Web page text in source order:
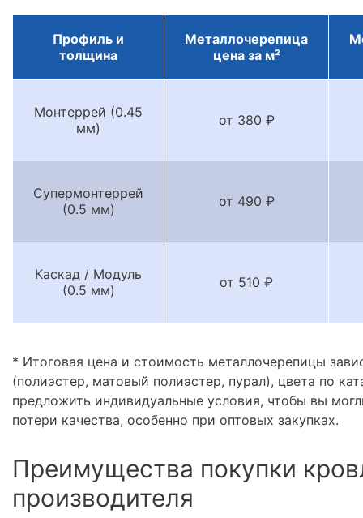
Профиль и
толщина
Металлочерепица
цена за м²
Монтеррей (0.45
мм)
от 380 ₽
Супермонтеррей
(0.5 мм)
от 490 ₽
Каскад / Модуль
(0.5 мм)
от 510 ₽
* Итоговая цена и стоимость металлочерепицы
(полиэстер, матовый полиэстер, пурал), цвета по
предложить индивидуальные условия, чтобы вы
потери качества, особенно при оптовых закупках.
Преимущества покупки
производителя